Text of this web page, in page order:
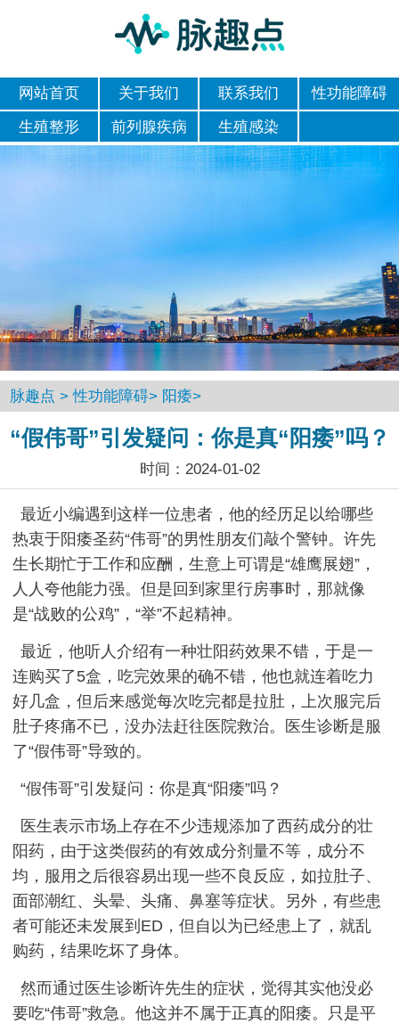
网站首页 关于我们 联系我们
性功能障碍
生殖整形
前列腺疾病 生殖感染
脉趣点 >性功能障碍> 阳痿>
“假伟哥”引发疑问：你是真“阳痿”吗？
时间：2024-01-02
最近小编遇到这样一位患者，他的经历足以给哪些
热衷于阳痿圣药“伟哥”的男性朋友们敲个警钟。许先
生长期忙于工作和应酬，生意上可谓是“雄鹰展翅”，
人人夸他能力强。但是回到家里行房事时，那就像
是“战败的公鸡”，“举”不起精神。
最近，他听人介绍有一种壮阳药效果不错，于是一
连购买了5盒，吃完效果的确不错，他也就连着吃力
好几盒，但后来感觉每次吃完都是拉肚，上次服完后
肚子疼痛不已，没办法赶往医院救治。医生诊断是服
了“假伟哥”导致的。
“假伟哥”引发疑问：你是真“阳痿”吗？
医生表示市场上存在不少违规添加了西药成分的壮
阳药，由于这类假药的有效成分剂量不等，成分不
均，服用之后很容易出现一些不良反应，如拉肚子、
面部潮红、头晕、头痛、鼻塞等症状。另外，有些患
者可能还未发展到ED，但自以为已经患上了，就乱
购药，结果吃坏了身体。
然而通过医生诊断许先生的症状，觉得其实他没必
要吃“伟哥”救急。他这并不属于正真的阳痿。只是平